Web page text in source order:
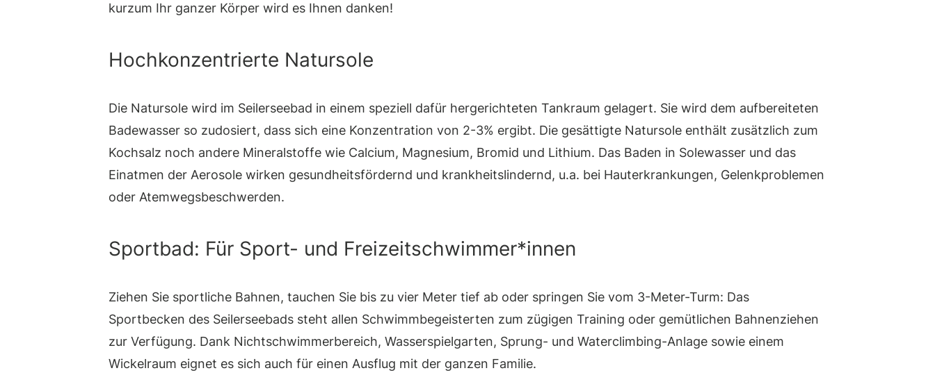
kurzum Ihr ganzer Körper wird es Ihnen danken!
Hochkonzentrierte Natursole
Die Natursole wird im Seilerseebad in einem speziell dafür hergerichteten Tankraum gelagert. Sie wird dem aufbereiteten
Badewasser so zudosiert, dass sich eine Konzentration von 2-3% ergibt. Die gesättigte Natursole enthält zusätzlich zum
Kochsalz noch andere Mineralstoffe wie Calcium, Magnesium, Bromid und Lithium. Das Baden in Solewasser und das
Einatmen der Aerosole wirken gesundheitsfördernd und krankheitslindernd, u.a. bei Hauterkrankungen, Gelenkproblemen
oder Atemwegsbeschwerden.
Sportbad: Für Sport- und Freizeitschwimmer*innen
Ziehen Sie sportliche Bahnen, tauchen Sie bis zu vier Meter tief ab oder springen Sie vom 3-Meter-Turm: Das
Sportbecken des Seilerseebads steht allen Schwimmbegeisterten zum zügigen Training oder gemütlichen Bahnenziehen
zur Verfügung. Dank Nichtschwimmerbereich, Wasserspielgarten, Sprung- und Waterclimbing-Anlage sowie einem
Wickelraum eignet es sich auch für einen Ausflug mit der ganzen Familie.